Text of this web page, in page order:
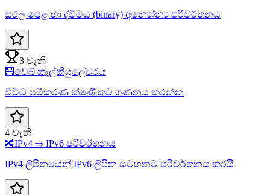
සරල පෙළ හා ද්විමය (binary) අන්‍යෝන්‍ය පරිවර්තනය
3 වැනි
🧮වෙබ් කැල්කියුලේටරය
විවිධ සමීකරණ ක්ෂණිකව ගණනය කරන්න
4 වැනි
🔀IPv4 ⇒ IPv6 පරිවර්තනය
IPv4 ලිපිනයෙන් IPv6 ලිපින සටහනට පරිවර්තනය කරයි